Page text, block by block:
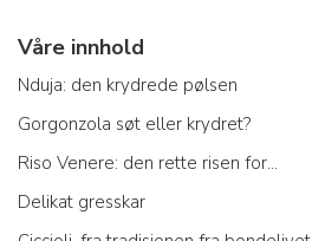
Våre innhold
Nduja: den krydrede pølsen
Gorgonzola søt eller krydret?
Riso Venere: den rette risen for...
Delikat gresskar